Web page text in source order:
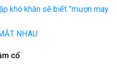
khó khăn sẽ biết ”mượn may
NHAU
cổ